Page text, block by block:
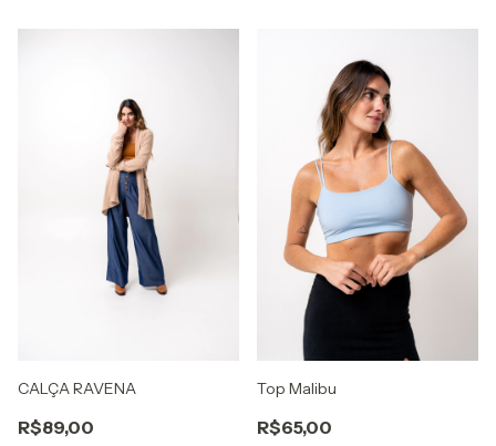
CALÇA RAVENA
R$89,00
Top Malibu
R$65,00